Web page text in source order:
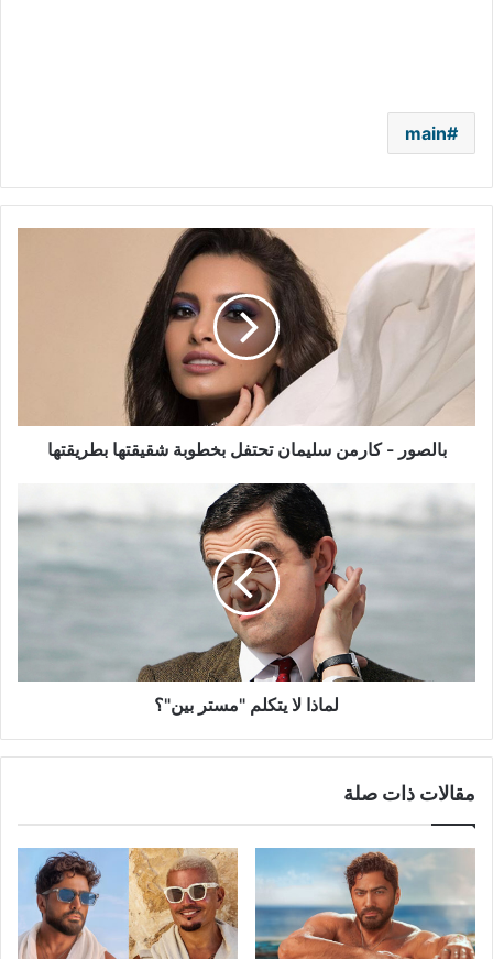
main
-
كارمن
سليمان
بخطوبة
شقيقتها
بطريقتها
بالصور - كارمن سليمان تحتفل بخطوبة شقيقتها بطريقتها
لا
يتكلم
لماذا لا يتكلم "مستر بين"؟
مقالات ذات صلة